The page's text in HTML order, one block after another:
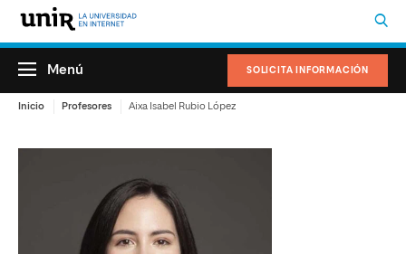
SOLICITA INFORMACIÓN
Menú
Inicio Profesores Aixa Isabel Rubio López